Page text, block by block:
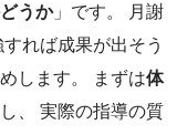
うか」です。 月謝
れば成果が出そう
します。 まずは体
、 実際の指導の質